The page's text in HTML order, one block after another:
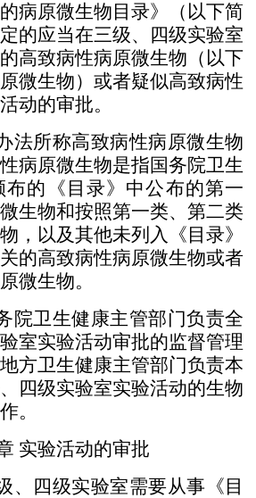
病原微生物目录》（以下简
的应当在三级、四级实验室
高致病性病原微生物（以下
微生物）或者疑似高致病性
动的审批。
法所称高致病性病原微生物
病原微生物是指国务院卫生
的《目 录》中公布的第一
生物和按照第一类、第二类
，以及其他未列入《目录》
的高致病性病原微生物或者
微生物。
院卫生健康主管部门负责全
室实验活动审批的监督管理
方卫生健康主管部门负责本
四级实验室实验活动的生物
。
实验活动的审批
、四级实验室需要从事《目